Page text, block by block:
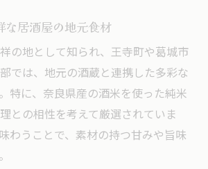
な居酒屋の地元食材
の地として知られ、王寺町や葛城市
では、地元の酒蔵と連携した多彩な
特に、奈良県産の酒米を使った純米
との相性を考えて厳選されていま
わうことで、素材の持つ甘みや旨味